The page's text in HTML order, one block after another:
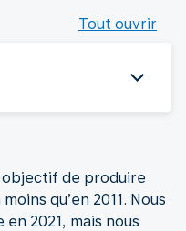
Tout ouvrir
objectif de produire
qu’en 2011. Nous
2021, mais nous